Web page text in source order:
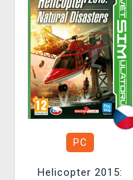
PC
Helicopter 2015: